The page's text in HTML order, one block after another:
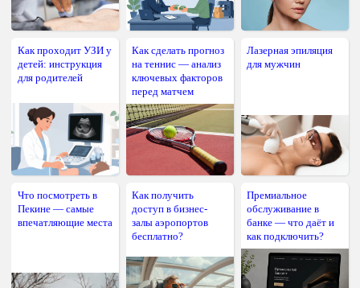
Как проходит УЗИ у
детей: инструкция
для родителей
Как сделать прогноз
на теннис — анализ
ключевых факторов
перед матчем
Лазерная эпиляция
для мужчин
Что посмотреть в
Пекине — самые
впечатляющие места
Как получить
доступ в бизнес-
залы аэропортов
бесплатно?
Премиальное
обслуживание в
банке — что даёт и
как подключить?